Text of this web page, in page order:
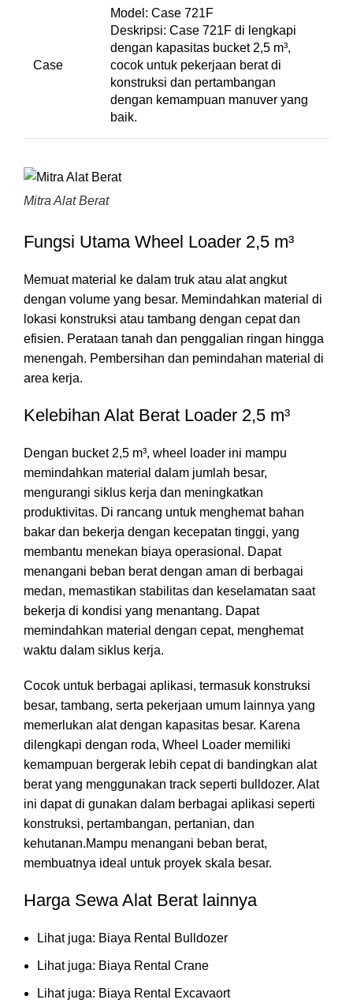
Case
Model: Case 721F
Deskripsi: Case 721F di lengkapi
dengan kapasitas bucket 2,5 m³,
cocok untuk pekerjaan berat di
konstruksi dan pertambangan
dengan kemampuan manuver yang
baik.
Mitra Alat Berat
Fungsi Utama Wheel Loader 2,5 m³
Memuat material ke dalam truk atau alat angkut
dengan volume yang besar. Memindahkan material di
lokasi konstruksi atau tambang dengan cepat dan
efisien. Perataan tanah dan penggalian ringan hingga
menengah. Pembersihan dan pemindahan material di
area kerja.
Kelebihan Alat Berat Loader 2,5 m³
Dengan bucket 2,5 m³, wheel loader ini mampu
memindahkan material dalam jumlah besar,
mengurangi siklus kerja dan meningkatkan
produktivitas. Di rancang untuk menghemat bahan
bakar dan bekerja dengan kecepatan tinggi, yang
membantu menekan biaya operasional. Dapat
menangani beban berat dengan aman di berbagai
medan, memastikan stabilitas dan keselamatan saat
bekerja di kondisi yang menantang. Dapat
memindahkan material dengan cepat, menghemat
waktu dalam siklus kerja.
Cocok untuk berbagai aplikasi, termasuk konstruksi
besar, tambang, serta pekerjaan umum lainnya yang
memerlukan alat dengan kapasitas besar. Karena
dilengkapi dengan roda, Wheel Loader memiliki
kemampuan bergerak lebih cepat di bandingkan alat
berat yang menggunakan track seperti bulldozer. Alat
ini dapat di gunakan dalam berbagai aplikasi seperti
konstruksi, pertambangan, pertanian, dan
kehutanan.Mampu menangani beban berat,
membuatnya ideal untuk proyek skala besar.
Harga Sewa Alat Berat lainnya
Lihat juga: Biaya Rental Bulldozer
Lihat juga: Biaya Rental Crane
Lihat juga: Biaya Rental Excavaort